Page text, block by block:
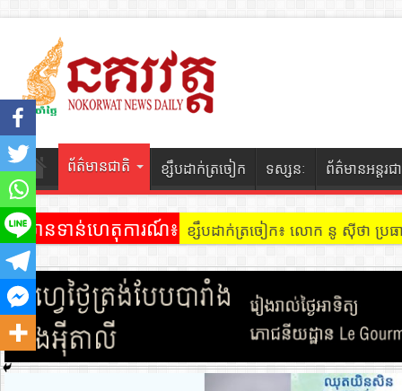
ព័ត៌មានជាតិ ខ្សឹបដាក់ត្រចៀក ទស្សនៈ ព័ត៌មានអន្តរជ
ព័ត៌មានទាន់ហេតុការណ៍៖ ខ្សឹបដាក់ត្រចៀក ៖ អគារ Sky 31